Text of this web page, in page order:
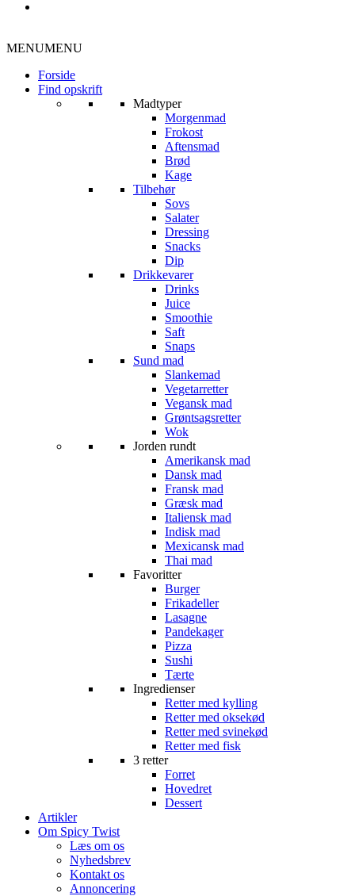
MENUMENU
Forside
Find opskrift
Madtyper
Morgenmad
Frokost
Aftensmad
Brød
Kage
Tilbehør
Sovs
Salater
Dressing
Snacks
Dip
Drikkevarer
Drinks
Juice
Smoothie
Saft
Snaps
Sund mad
Slankemad
Vegetarretter
Vegansk mad
Grøntsagsretter
Wok
Jorden rundt
Amerikansk mad
Dansk mad
Fransk mad
Græsk mad
Italiensk mad
Indisk mad
Mexicansk mad
Thai mad
Favoritter
Burger
Frikadeller
Lasagne
Pandekager
Pizza
Sushi
Tærte
Ingredienser
Retter med kylling
Retter med oksekød
Retter med svinekød
Retter med fisk
3 retter
Forret
Hovedret
Dessert
Artikler
Om Spicy Twist
Læs om os
Nyhedsbrev
Kontakt os
Annoncering